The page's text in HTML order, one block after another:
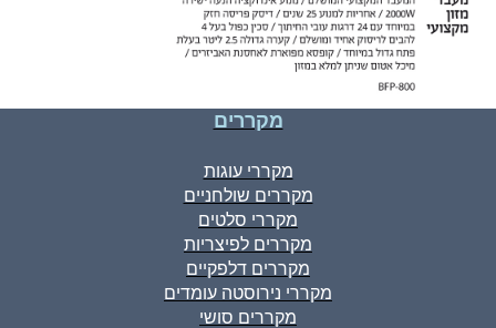
מקררים
מקררי עוגות
מקררים שולחניים
מקררי סלטים
מקררים לפיצריות
מקררים דלפקיים
מקררי נירוסטה עומדים
מקררים סושי